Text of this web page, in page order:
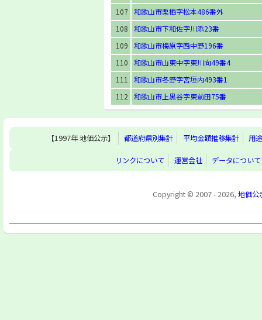
107 和歌山市栗栖字松本486番外
108
和歌山市下和佐字川添23番
109
和歌山市梅原字西中野196番
110
和歌山市山東中字東川向49番4
111
和歌山市冬野字宮垣内493番1
112
和歌山市上黒谷字東前田75番
【1997年 地価公示】 都道府県別集計 平均金額推移集計 用
リンクについて 運営会社 データについて
Copyright © 2007 - 2026, 地価公